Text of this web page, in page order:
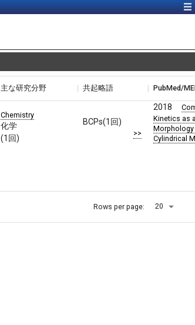
主な研究分野 共起略語
Chemistry
化学
(1回)
BCPs(1回)
>>
2018
Kinetics as
Morphology
Cylindrical
Rows per page: 20